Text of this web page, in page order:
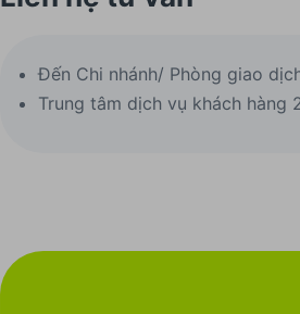
Đến Chi nhánh/ Phòng giao
Trung tâm dịch vụ khách